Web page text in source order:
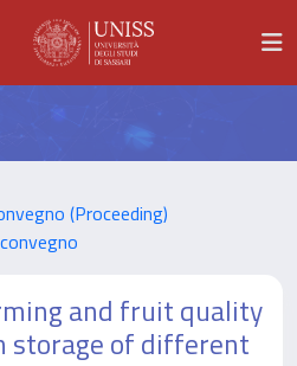
(Proceeding)
and fruit quality
storage of different